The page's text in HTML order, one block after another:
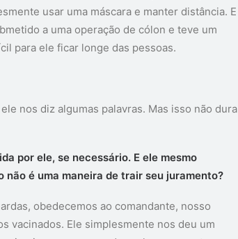
usar uma máscara e manter distância. E
a uma operação de cólon e teve um
para ele ficar longe das pessoas.
nos diz algumas palavras. Mas isso não dura
por ele, se necessário. E ele mesmo
é uma maneira de trair seu juramento?
obedecemos ao comandante, nosso
vacinados. Ele simplesmente nos deu um